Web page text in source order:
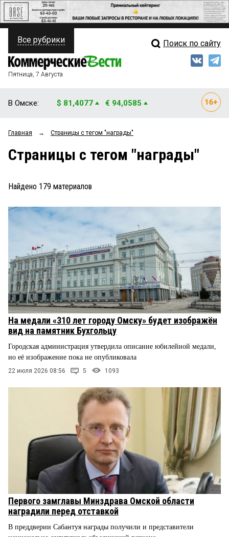
ПОЛИТИКА
ФИНАНСЫ
ОБЩЕСТВО
ЗАКОН
НОВОСТИ КОМПАНИЙ
ПРОИСШЕСТВИЯ
Свежий выпуск
Мнения
Рейтинги
Все рубрики Поиск по сайту
Пятница, 7 Августа
В Омске: $ 81,4077 € 94,0585
Главная → Страницы c тегом "награды"
Страницы c тегом "награды"
Найдено 179 материалов
На медали «310 лет городу Омску» будет изображён
вид на памятник Бухгольцу
Городская администрация утвердила описание юбилейной медали,
но её изображение пока не опубликовала
22 июля 2026 08:56 5 1093
Первого замглавы Минздрава Омской области
наградили перед отставкой
В преддверии Сабантуя награды получили и представители